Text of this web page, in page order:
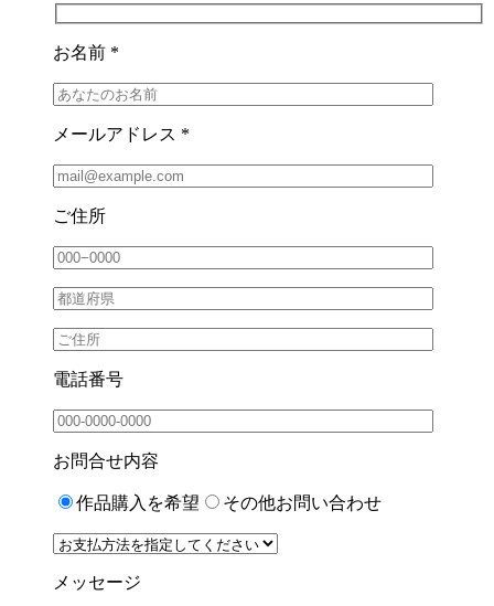
お名前 *
メールアドレス *
ご住所
電話番号
お問合せ内容
作品購入を希望 その他お問い合わせ
メッセージ